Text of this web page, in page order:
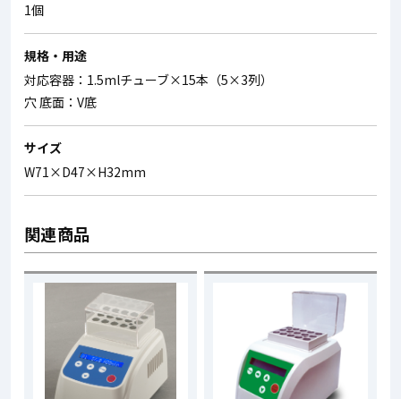
1個
規格・用途
対応容器：1.5mlチューブ×15本（5×3列）
穴 底面：V底
サイズ
W71×D47×H32mm
関連商品